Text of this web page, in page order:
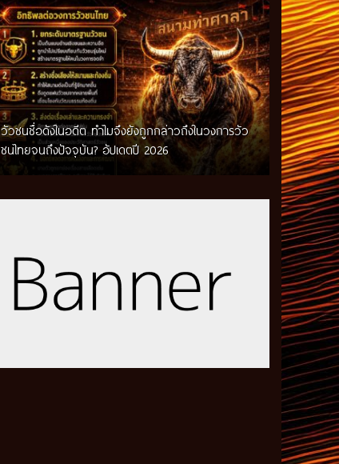
วัวชนชื่อดังในอดีต ทำไมจึงยังถูกกล่าวถึงในวงการวัว
ชนไทยจนถึงปัจจุบัน? อัปเดตปี 2026
กติกาวัวชนสมัยก่อน วิถีการแข่งขันดั้งเดิมที่สืบทอด
ผ่านภูมิปัญญาท้องถิ่น อัปเดตปี 2026